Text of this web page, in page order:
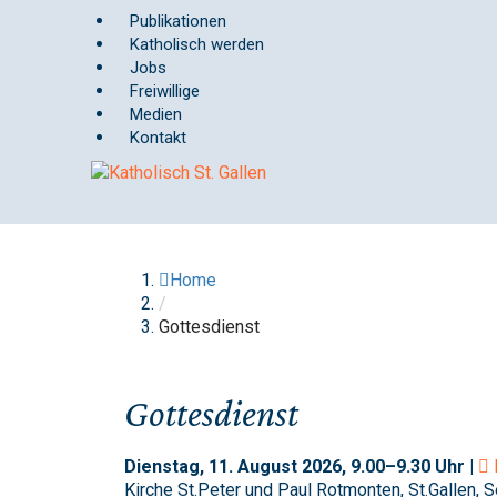
Publikationen
Katholisch werden
Jobs
Freiwillige
Medien
Kontakt
Home
/
Gottesdienst
Gottesdienst
Dienstag, 11. August 2026, 9.00–9.30 Uhr |
Kirche St.Peter und Paul Rotmonten, St.Gallen,